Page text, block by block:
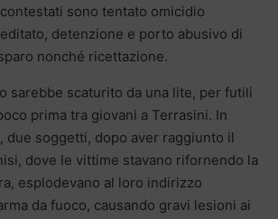
sono tentato omicidio
detenzione e porto abusivo di
nonché ricettazione.
sarebbe scaturito da una lite, per futili
prima tra giovani a Terrasini. In
due soggetti, dopo aver raggiunto il
dove le vittime stavano rifornendo la
esplodevano al loro indirizzo
da fuoco, causando gravi lesioni ai